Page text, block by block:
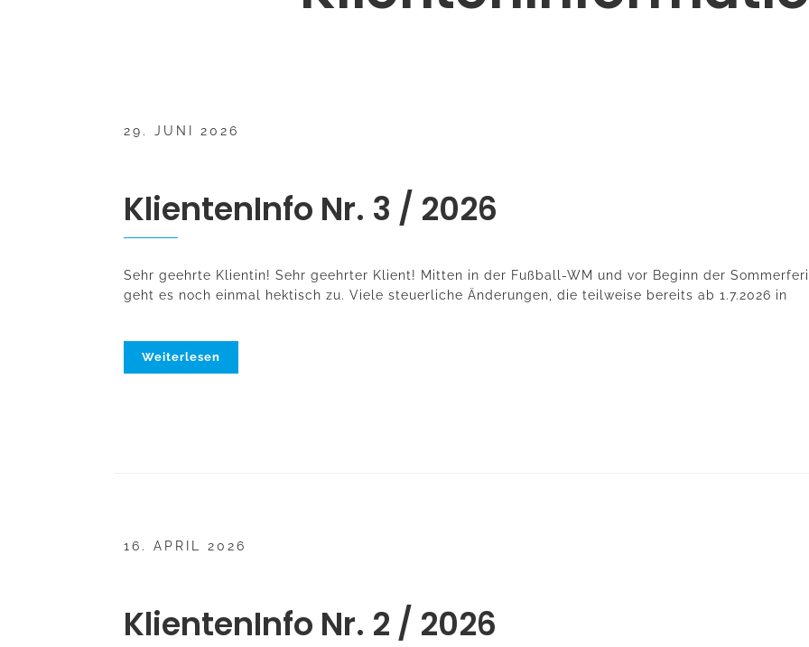
29. JUNI 2026
KlientenInfo Nr. 3 / 2026
Sehr geehrte Klientin! Sehr geehrter Klient! Mitten in der Fußball-WM und vor Beginn der
geht es noch einmal hektisch zu. Viele steuerliche Änderungen, die teilweise bereits ab 1.7.2026 in
Weiterlesen
16. APRIL 2026
KlientenInfo Nr. 2 / 2026